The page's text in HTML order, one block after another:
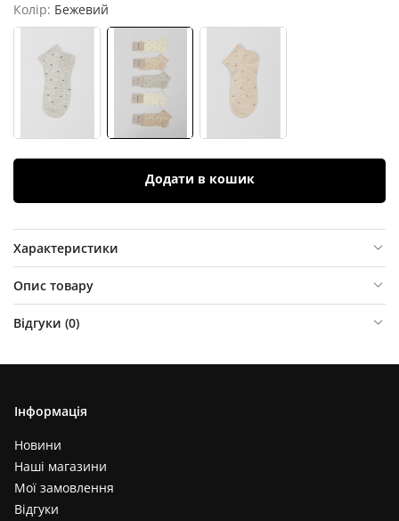
Колір: Бежевий
Додати в кошик
Характеристики
Опис товару
Відгуки (0)
Інформація
Новини
Наші магазини
Мої замовлення
Відгуки